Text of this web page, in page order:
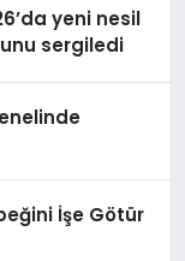
yeni nesil
sergiledi
İşe Götür